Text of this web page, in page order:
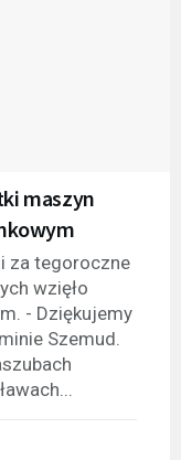
maszyn
za tegoroczne
wzięło
- Dziękujemy
Szemud.